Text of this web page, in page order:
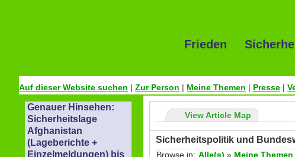
Frieden
Auf dieser Website suchen | Zur Person | Meine Themen | Presse |
Genauer Hinsehen:
Sicherheitslage
Afghanistan
(Lageberichte +
Einzelmeldungen) bis
View Article Map
Sicherheitspolitik und
Browse in: Alle(s) » Meine Themen